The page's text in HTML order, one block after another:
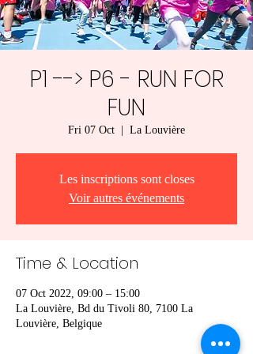
P1 --> P6 - RUN FOR
FUN
Fri 07 Oct La Louvière
Les inscriptions sont closes
Voir autres événements
Time & Location
07 Oct 2022, 09:00 – 15:00
La Louvière, Bd du Tivoli 80, 7100 La
Louvière, Belgique